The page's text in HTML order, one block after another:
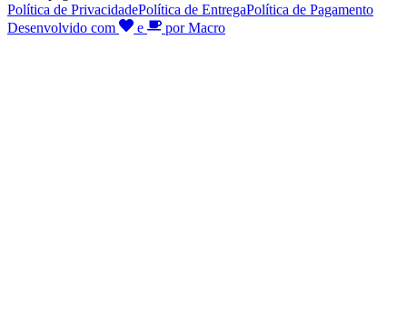
Política de PrivacidadePolítica de EntregaPolítica de Pagamento
Desenvolvido com
e por Macro